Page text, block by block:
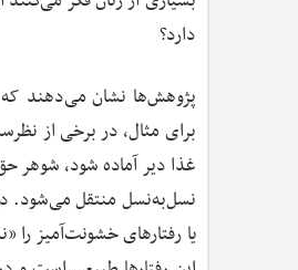
دارد؟
پژوهش‌ها نشان می‌دهند که
برای مثال، در برخی از
غذا دیر آماده شود، شوهر
نسل‌به‌نسل منتقل می‌شود. در
یا رفتارهای خشونت‌آمیز